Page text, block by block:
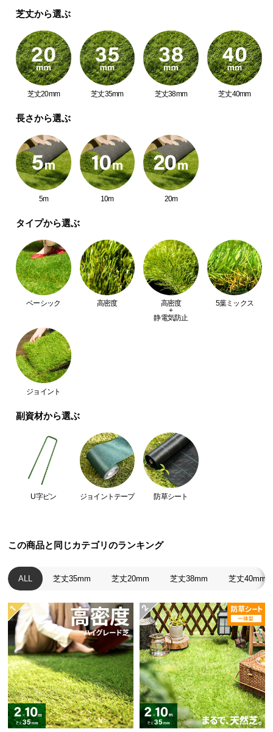
型
商
品
の
配
送
つ
て
小
型
の
配
送
に
つ
い
開
梱
設
ー
入
路
に
い
て
返
品・
キ
ャ
ン
セ
芝丈から選ぶ
芝丈20mm 芝丈35mm 芝丈38mm 芝丈40mm
長さから選ぶ
5m 10m 20m
タイプから選ぶ
ベーシック 高密度
高密度
+
静電気防止
5葉ミックス
ジョイント
副資材から選ぶ
U字ピン ジョイントテープ 防草シート
この商品と同じカテゴリのランキング
ALL 芝丈35mm 芝丈20mm 芝丈38mm 芝丈40mm